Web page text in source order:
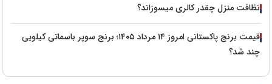
نظافت منزل چقدر کالری میسوزاند؟
قیمت برنج پاکستانی امروز ۱۴ مرداد ۱۴۰۵؛ برنج سوپر باسماتی کیلویی
چند شد؟